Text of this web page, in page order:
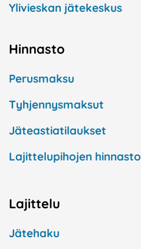
Ylivieskan jätekeskus
Hinnasto
Perusmaksu
Tyhjennysmaksut
Jäteastiatilaukset
Lajittelupihojen hinnasto
Lajittelu
Jätehaku